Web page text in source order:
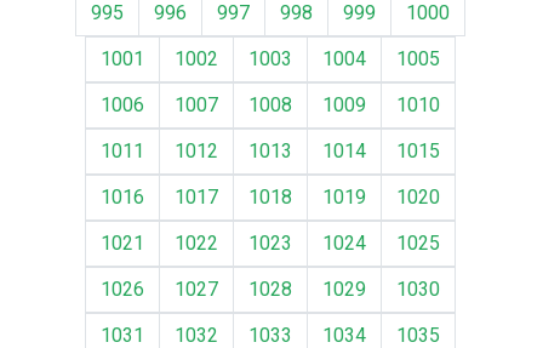
995
996 997 998 999
1000
1001
1002 1003 1004
1005
1006
1007 1008 1009
1010
1011
1012 1013 1014
1015
1016
1017 1018 1019
1020
1021
1022 1023 1024
1025
1026
1027 1028 1029
1030
1031
1032 1033 1034
1035